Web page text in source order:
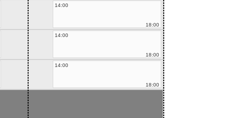
14:00
18:00
14:00
18:00
14:00
18:00